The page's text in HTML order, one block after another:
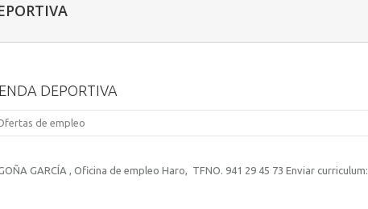
DEPORTIVA
de empleo
GARCÍA , Oficina de empleo Haro, TFNO. 941 29 45 73 Enviar curriculum: